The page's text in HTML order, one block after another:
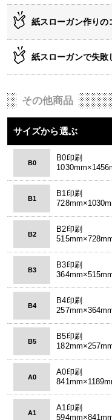
紙スローガン作りの
紙スローガンで失敗
その他商品
サイズから選ぶ
B0
B0印刷
B1
B1印刷
B2
B2印刷
B3
B3印刷
B4
B4印刷
B5
B5印刷
A0
A0印刷
A1
A1印刷